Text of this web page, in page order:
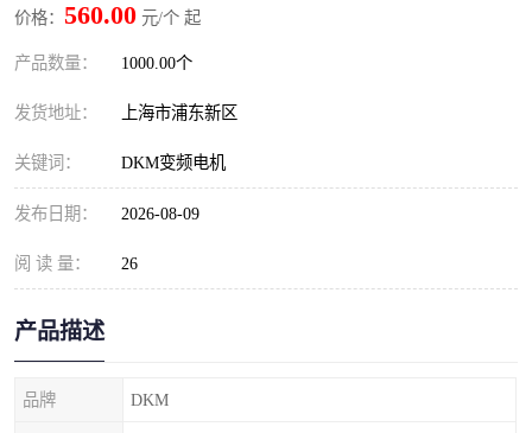
价格： 560.00 元/个 起
产品数量： 1000.00个
发货地址： 上海市浦东新区
关键词： DKM变频电机
发布日期： 2026-08-09
阅 读 量： 26
产品描述
品牌 DKM